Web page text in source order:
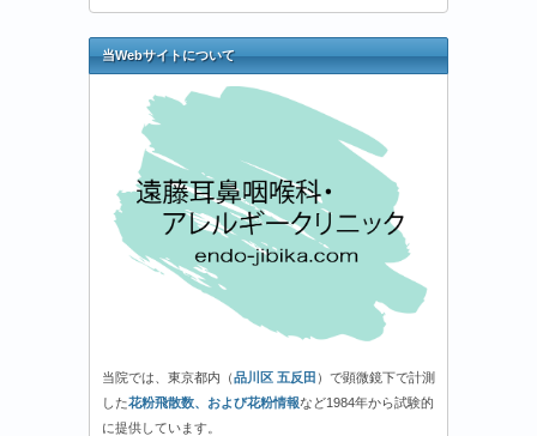
当Webサイトについて
当院では、東京都内（品川区 五反田 ）で顕微鏡下で計測
した花粉飛散数、および花粉情報など1984年から試験的
に提供しています。